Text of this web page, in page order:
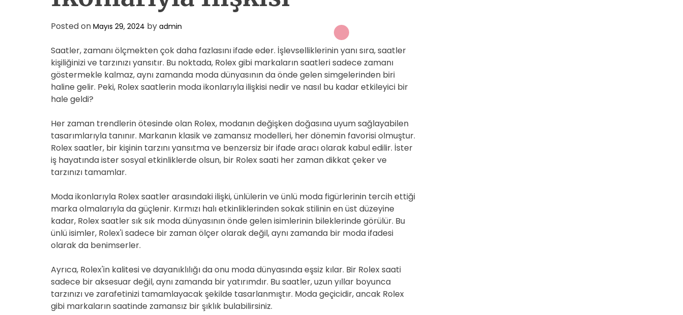
Posted on Mayıs 29, 2024 by admin
Saatler, zamanı ölçmekten çok daha fazlasını ifade eder. İşlevselliklerinin yanı sıra, saatler
kişiliğinizi ve tarzınızı yansıtır. Bu noktada, Rolex gibi markaların saatleri sadece zamanı
göstermekle kalmaz, aynı zamanda moda dünyasının da önde gelen simgelerinden biri
haline gelir. Peki, Rolex saatlerin moda ikonlarıyla ilişkisi nedir ve nasıl bu kadar etkileyici bir
hale geldi?
Her zaman trendlerin ötesinde olan Rolex, modanın değişken doğasına uyum sağlayabilen
tasarımlarıyla tanınır. Markanın klasik ve zamansız modelleri, her dönemin favorisi olmuştur.
Rolex saatler, bir kişinin tarzını yansıtma ve benzersiz bir ifade aracı olarak kabul edilir. İster
iş hayatında ister sosyal etkinliklerde olsun, bir Rolex saati her zaman dikkat çeker ve
tarzınızı tamamlar.
Moda ikonlarıyla Rolex saatler arasındaki ilişki, ünlülerin ve ünlü moda figürlerinin tercih ettiği
marka olmalarıyla da güçlenir. Kırmızı halı etkinliklerinden sokak stilinin en üst düzeyine
kadar, Rolex saatler sık sık moda dünyasının önde gelen isimlerinin bileklerinde görülür. Bu
ünlü isimler, Rolex'i sadece bir zaman ölçer olarak değil, aynı zamanda bir moda ifadesi
olarak da benimserler.
Ayrıca, Rolex'in kalitesi ve dayanıklılığı da onu moda dünyasında eşsiz kılar. Bir Rolex saati
sadece bir aksesuar değil, aynı zamanda bir yatırımdır. Bu saatler, uzun yıllar boyunca
tarzınızı ve zarafetinizi tamamlayacak şekilde tasarlanmıştır. Moda geçicidir, ancak Rolex
gibi markaların saatinde zamansız bir şıklık bulabilirsiniz.